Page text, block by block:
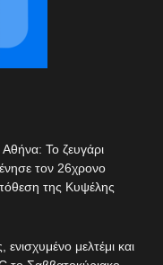
Το ζευγάρι
τον 26χρονο
της Κυψέλης
μελτέμι και